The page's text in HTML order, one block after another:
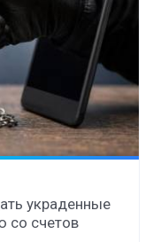
украденные
со счетов